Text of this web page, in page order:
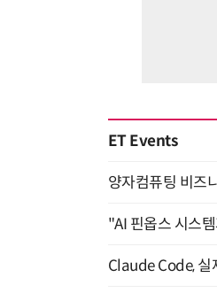
ET Events
양자컴퓨팅 비즈
"AI 핀옵스 시스
Claude Code, 실